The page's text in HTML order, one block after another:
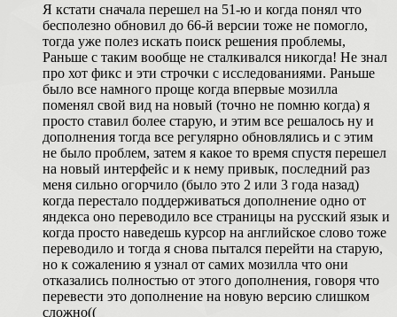
Я кстати сначала перешел на 51-ю и когда понял что
бесполезно обновил до 66-й версии тоже не помогло,
тогда уже полез искать поиск решения проблемы,
Раньше с таким вообще не сталкивался никогда! Не знал
про хот фикс и эти строчки с исследованиями. Раньше
было все намного проще когда впервые мозилла
поменял свой вид на новый (точно не помню когда) я
просто ставил более старую, и этим все решалось ну и
дополнения тогда все регулярно обновлялись и с этим
не было проблем, затем я какое то время спустя перешел
на новый интерфейс и к нему привык, последний раз
меня сильно огорчило (было это 2 или 3 года назад)
когда перестало поддерживаться дополнение одно от
яндекса оно переводило все страницы на русский язык и
когда просто наведешь курсор на английское слово тоже
переводило и тогда я снова пытался перейти на старую,
но к сожалению я узнал от самих мозилла что они
отказались полностью от этого дополнения, говоря что
перевести это дополнение на новую версию слишком
сложно((